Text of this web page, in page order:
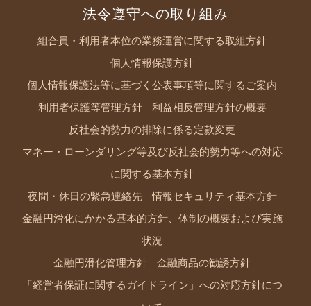
法令遵守への取り組み
組合員・利用者本位の業務運営に関する取組方針
個人情報保護方針
個人情報保護法等に基づく公表事項等に関するご案内
利用者保護等管理方針 利益相反管理方針の概要
反社会的勢力の排除に係る定款変更
マネー・ローンダリング等及び反社会的勢力等への対応
に関する基本方針
夜間・休日の緊急連絡先 情報セキュリティ基本方針
金融円滑化にかかる基本的方針、体制の概要および実施
状況
金融円滑化管理方針 金融商品の勧誘方針
「経営者保証に関するガイドライン」への対応方針につ